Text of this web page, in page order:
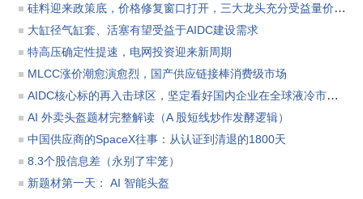
硅料迎来政策底，价格修复窗口打开，三大龙头充分受益量价反转
大缸径气缸套、活塞有望受益于AIDC建设需求
特高压确定性提速，电网投资迎来新周期
MLCC涨价潮愈演愈烈，国产供应链接棒消费级市场
AIDC核心标的再入击球区，坚定看好国内企业在全球液冷市场份额渗透所带来的板块投资机会。
AI 外卖头盔题材完整解读（A 股短线炒作发酵逻辑）
中国供应商的SpaceX往事：从认证到清退的1800天
8.3个股信息差（永别了牢笼）
新题材第一天： AI 智能头盔